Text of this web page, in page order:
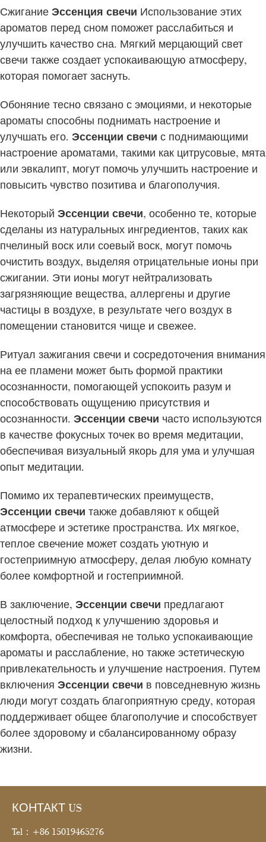
Сжигание Эссенция свечи Использование этих
ароматов перед сном поможет расслабиться и
улучшить качество сна. Мягкий мерцающий свет
свечи также создает успокаивающую атмосферу,
которая помогает заснуть.
Обоняние тесно связано с эмоциями, и некоторые
ароматы способны поднимать настроение и
улучшать его. Эссенции свечи с поднимающими
настроение ароматами, такими как цитрусовые, мята
или эвкалипт, могут помочь улучшить настроение и
повысить чувство позитива и благополучия.
Некоторый Эссенции свечи, особенно те, которые
сделаны из натуральных ингредиентов, таких как
пчелиный воск или соевый воск, могут помочь
очистить воздух, выделяя отрицательные ионы при
сжигании. Эти ионы могут нейтрализовать
загрязняющие вещества, аллергены и другие
частицы в воздухе, в результате чего воздух в
помещении становится чище и свежее.
Ритуал зажигания свечи и сосредоточения внимания
на ее пламени может быть формой практики
осознанности, помогающей успокоить разум и
способствовать ощущению присутствия и
осознанности. Эссенции свечи часто используются
в качестве фокусных точек во время медитации,
обеспечивая визуальный якорь для ума и улучшая
опыт медитации.
Помимо их терапевтических преимуществ,
Эссенции свечи также добавляют к общей
атмосфере и эстетике пространства. Их мягкое,
теплое свечение может создать уютную и
гостеприимную атмосферу, делая любую комнату
более комфортной и гостеприимной.
В заключение, Эссенции свечи предлагают
целостный подход к улучшению здоровья и
комфорта, обеспечивая не только успокаивающие
ароматы и расслабление, но также эстетическую
привлекательность и улучшение настроения. Путем
включения Эссенции свечи в повседневную жизнь
люди могут создать благоприятную среду, которая
поддерживает общее благополучие и способствует
более здоровому и сбалансированному образу
жизни.
КОНТАКТ US
Tel：+86 15019465276